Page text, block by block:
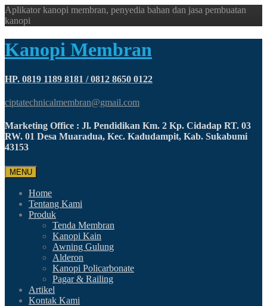
Aplikator kanopi membran, penyedia bahan dan jasa pembuatan
kanopi
Kanopi Membran
HP. 0819 1189 8181 / 0812 8650 0122
ciptatechnicalmembran@gmail.com
Marketing Office : Jl. Pendidikan Km. 2 Kp. Cidadap RT. 03
RW. 01 Desa Muaradua, Kec. Kadudampit, Kab. Sukabumi
43153
MENU
Home
Tentang Kami
Produk
Tenda Membran
Kanopi Kain
Awning Gulung
Alderon
Kanopi Policarbonate
Pagar & Railing
Artikel
Kontak Kami